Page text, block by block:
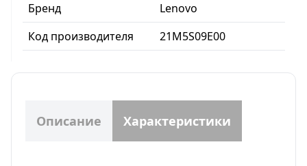
Бренд
Lenovo
Код производителя
21M5S09E00
Описание Характеристики